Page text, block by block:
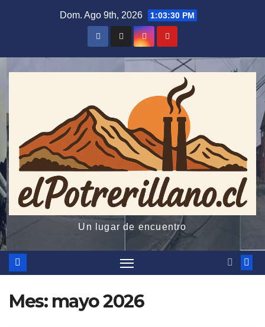
Dom. Ago 9th, 2026 1:03:30 PM
Un lugar de encuentro
Mes: mayo 2026